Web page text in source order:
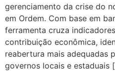
gerenciamento da crise do
em Ordem. Com base em
ferramenta cruza
contribuição econômica,
reabertura mais adequadas
governos locais e estaduais